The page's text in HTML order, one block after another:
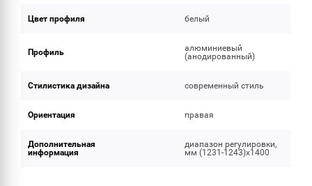
Цвет профиля белый
Профиль
алюминиевый
(анодированный)
Стилистика дизайна современный стиль
Ориентация правая
Дополнительная
информация
диапазон регулировки,
мм (1231-1243)х1400